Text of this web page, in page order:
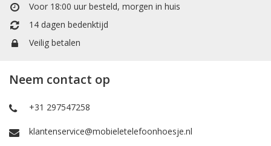
Voor 18:00 uur besteld, morgen in huis
14 dagen bedenktijd
Veilig betalen
Neem contact op
+31 297547258
klantenservice@mobieletelefoonhoesje.nl